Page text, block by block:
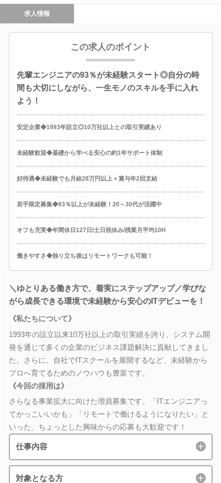
求人情報
この求人のポイント
先輩エンジニアの93％が未経験スタート◎自分の時
間も大切にしながら、一生モノのスキルを手に入れ
よう！
安定企業◆1993年設立◎10万社以上との取引実績あり
未経験歓迎◆基礎から学べる安心の約1年サポート体制
好待遇◆未経験でも月給28万円以上＋賞与年2回支給
若手限定募集◆93％以上が未経験！20～30代が活躍中
オフも充実◆年間休日127日/土日祝休み/残業月平均10H
働きやすさ◆独り立ち後はリモートワークも可能！
＼ゆとりある働き方で、着実にステップアップ／学びな
がら成長できる環境で未経験から安心のITデビューを！
《私たちについて》
1993年の設立以来10万社以上の取引実績を誇り、システム開
発を通じて多くの企業のビジネス課題解決に貢献してきまし
た。さらに、自社でITスクールを展開するなど、未経験から
プロへ育てるためのノウハウも豊富です。
《今回の採用は》
さらなる事業拡大に向けた増員募集です。「ITエンジニアっ
てかっこいいかも」「リモートで働けるようになりたい」と
いった、ちょっとした興味からの応募も大歓迎です！
仕事内容
対象となる方